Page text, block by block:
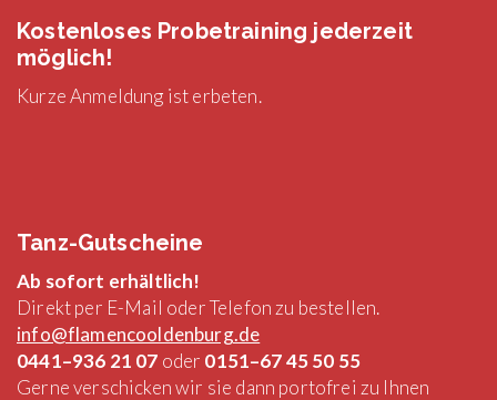
Kostenloses Probetraining jederzeit
möglich!
Kurze Anmeldung ist erbeten.
Tanz-Gutscheine
Ab sofort erhältlich!
Direkt per E-Mail oder Telefon zu bestellen.
info@flamencooldenburg.de
0441–936 21 07 oder 0151–67 45 50 55
Gerne verschicken wir sie dann portofrei zu Ihnen